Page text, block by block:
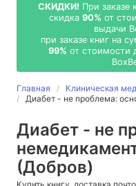
СКИДКИ! При заказе
скидка 90% от
выдачи
при заказе книг на
99% от стоимости
Главная
Клиническая
Диабет - не проблема:
Диабет - не
(Добров)